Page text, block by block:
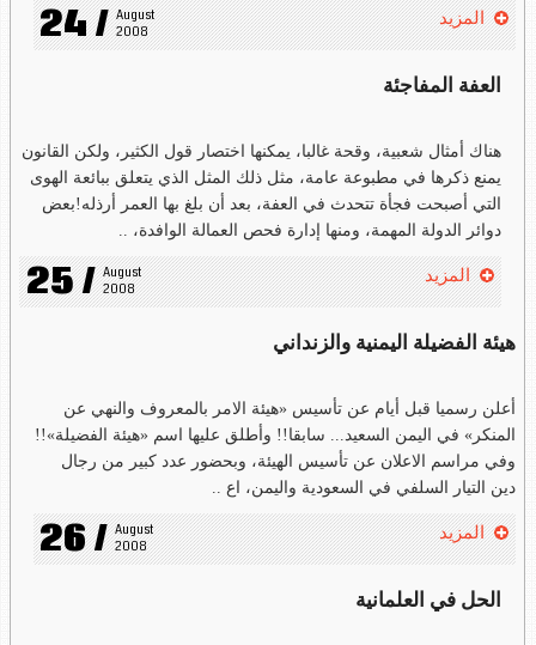
24 / August
2008
المزيد
العفة المفاجئة
هناك أمثال شعبية، وقحة غالبا، يمكنها اختصار قول الكثير، ولكن القانون
يمنع ذكرها في مطبوعة عامة، مثل ذلك المثل الذي يتعلق ببائعة الهوى
التي أصبحت فجأة تتحدث في العفة، بعد أن بلغ بها العمر أرذله!بعض
دوائر الدولة المهمة، ومنها إدارة فحص العمالة الوافدة، ..
25 / August
2008
المزيد
هيئة الفضيلة اليمنية والزنداني
أعلن رسميا قبل أيام عن تأسيس «هيئة الامر بالمعروف والنهي عن
المنكر» في اليمن السعيد... سابقا!! وأطلق عليها اسم «هيئة الفضيلة»!!
وفي مراسم الاعلان عن تأسيس الهيئة، وبحضور عدد كبير من رجال
دين التيار السلفي في السعودية واليمن، اع ..
26 / August
2008
المزيد
الحل في العلمانية